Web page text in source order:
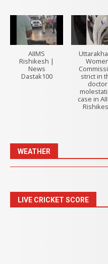
AIIMS
Rishikesh |
News
Dastak100
strict in
doctor
case in
WEATHER
LIVE CRICKET SCORE